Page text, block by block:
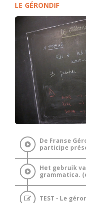
LE GÉRONDIF
De Franse
participe
Het gebruik
grammatica.
TEST - Le